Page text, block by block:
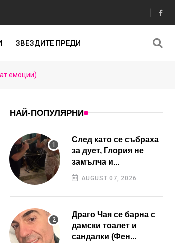
ЗВЕЗДИТЕ ПРЕДИ
емоции)
НАЙ-ПОПУЛЯРНИ
След като се събраха
за дует, Глория не
замълча и...
AUGUST 07, 2026
Драго Чая се барна с
дамски тоалет и
сандалки (Фен...